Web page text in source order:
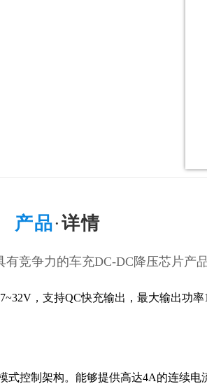
产品·详情
有竞争力的车充DC-DC降压芯片产
，支持QC快充输出，最大输出功
制架构。能够提供高达4A的连续电